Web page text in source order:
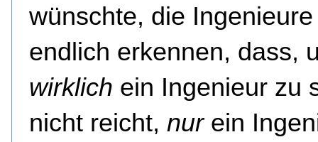
wünschte, die
endlich erkennen, dass,
wirklich ein Ingenieur zu
nicht reicht, nurein